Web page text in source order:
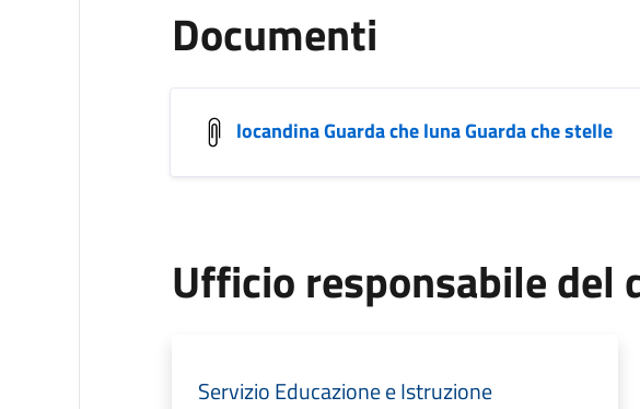
Documenti
locandina Guarda che luna Guarda che stelle
Ufficio responsabile del
Servizio Educazione e Istruzione